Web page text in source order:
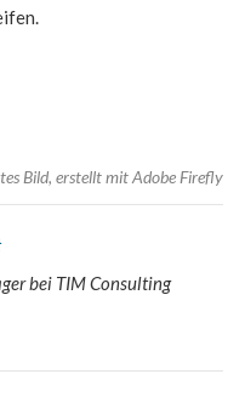
Bild, erstellt mit Adobe Firefly
bei TIM Consulting